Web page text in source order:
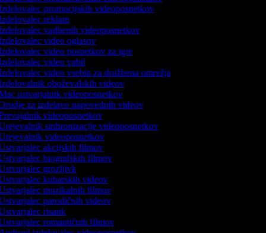
promocijskih videoposnetkov
reklam
vadbenih videoposnetkov
video oglasov
video posnetkov za igre
video vabil
video vsebin za družbena omrežja
oboževalskih videov
ustvarjalnik videoposnetkov
za izdelavo napovednih videov
videoposnetkov
sinhronizacije videoposnetkov
videoposnetkov
akcijskih filmov
biografskih filmov
grozljivk
kuharskih videov
muzikalnih filmov
parodičnih videov
risank
romantičnih filmov